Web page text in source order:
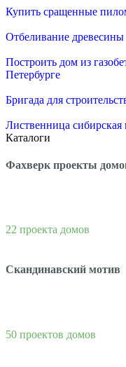
Купить сращенные
Отбеливание
Построить дом из
Петербурге
Бригада для
Лиственница
Каталоги
Фахверк проекты
22 проекта домов
Скандинавский мотив
50 проектов домов